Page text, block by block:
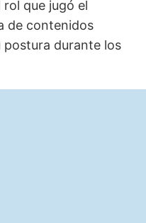
que jugó el
de contenidos
durante los